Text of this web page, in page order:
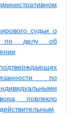
судьи о
по делу об
по
повлекло